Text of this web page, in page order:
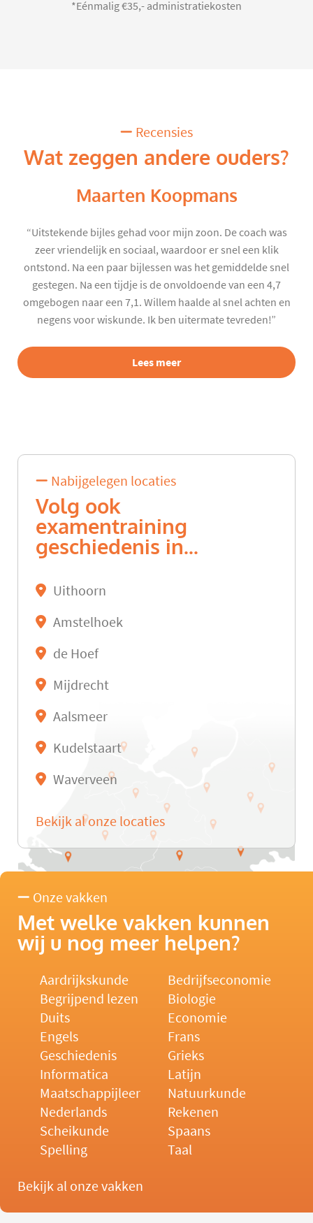
*Eénmalig €35,- administratiekosten
Recensies
Wat zeggen andere ouders?
Maarten Koopmans
“Uitstekende bijles gehad voor mijn zoon. De coach was
zeer vriendelijk en sociaal, waardoor er snel een klik
ontstond. Na een paar bijlessen was het gemiddelde snel
gestegen. Na een tijdje is de onvoldoende van een 4,7
omgebogen naar een 7,1. Willem haalde al snel achten en
negens voor wiskunde. Ik ben uitermate tevreden!”
Lees meer
Nabijgelegen locaties
Volg ook
examentraining
geschiedenis in...
Uithoorn
Amstelhoek
de Hoef
Mijdrecht
Aalsmeer
Kudelstaart
Waverveen
Bekijk al onze locaties
Onze vakken
Met welke vakken kunnen
wij u nog meer helpen?
Aardrijkskunde
Bedrijfseconomie
Begrijpend lezen
Biologie
Duits
Economie
Engels
Frans
Geschiedenis
Grieks
Informatica
Latijn
Maatschappijleer
Natuurkunde
Nederlands
Rekenen
Scheikunde
Spaans
Spelling
Taal
Bekijk al onze vakken